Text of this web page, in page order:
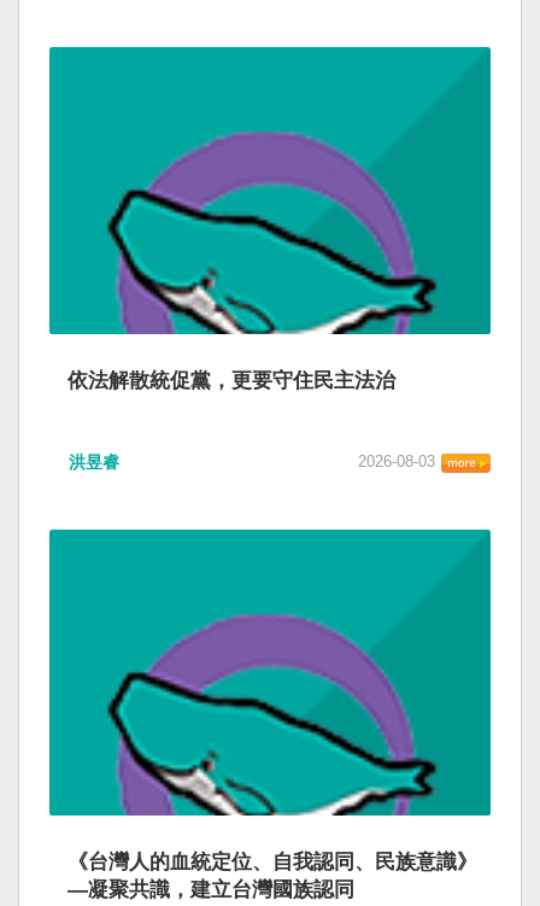
依法解散統促黨，更要守住民主法治
洪昱睿 2026-08-03
《台灣人的血統定位、自我認同、民族意識》
—凝聚共識，建立台灣國族認同